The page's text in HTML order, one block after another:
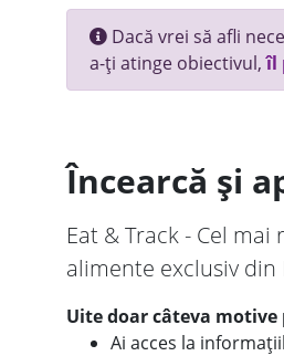
Dacă vrei să afli
a-ți atinge obiectivul,îl
Încearcă și
Eat & Track - Cel
alimente exclusiv din
Uite doar câteva
Ai acces la